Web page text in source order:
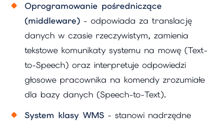
Oprogramowanie pośredniczące
(middleware) - odpowiada za translację
danych w czasie rzeczywistym, zamienia
tekstowe komunikaty systemu na mowę (Text-
to-Speech) oraz interpretuje odpowiedzi
głosowe pracownika na komendy zrozumiałe
dla bazy danych (Speech-to-Text).
System klasy WMS - stanowi nadrzędne